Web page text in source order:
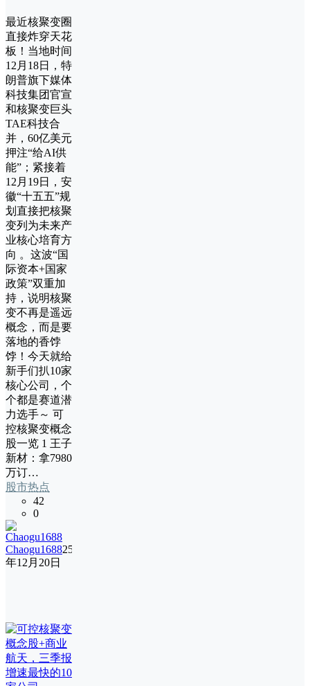
最近核聚变圈
直接炸穿天花
板！当地时间
12月18日，特
朗普旗下媒体
科技集团官宣
和核聚变巨头
TAE科技合
并，60亿美元
押注“给AI供
能”；紧接着
12月19日，安
徽“十五五”规
划直接把核聚
变列为未来产
业核心培育方
向 。这波“国
际资本+国家
政策”双重加
持，说明核聚
变不再是遥远
概念，而是要
落地的香饽
饽！今天就给
新手们扒10家
核心公司，个
个都是赛道潜
力选手～ 可
控核聚变概念
股一览 1 王子
新材：拿7980
万订…
股市热点
42
0
Chaogu168825
年12月20日